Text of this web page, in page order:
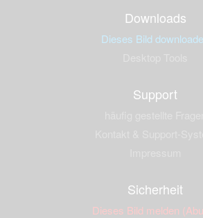
Downloads
Dieses Bild
Support
Sicherheit
Dieses Bild melden